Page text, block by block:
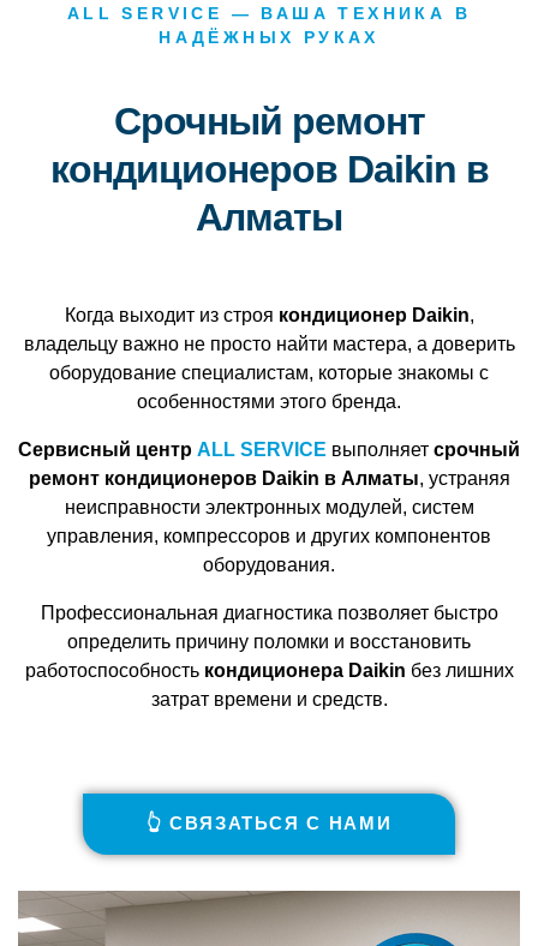
ALL SERVICE — ВАША ТЕХНИКА В
НАДЁЖНЫХ РУКАХ
Срочный ремонт
кондиционеров Daikin в
Алматы
Когда выходит из строя кондиционер Daikin,
владельцу важно не просто найти мастера, а доверить
оборудование специалистам, которые знакомы с
особенностями этого бренда.
Сервисный центр ALL SERVICE выполняет срочный
ремонт кондиционеров Daikin в Алматы, устраняя
неисправности электронных модулей, систем
управления, компрессоров и других компонентов
оборудования.
Профессиональная диагностика позволяет быстро
определить причину поломки и восстановить
работоспособность кондиционера Daikin без лишних
затрат времени и средств.
👆 СВЯЗАТЬСЯ С НАМИ